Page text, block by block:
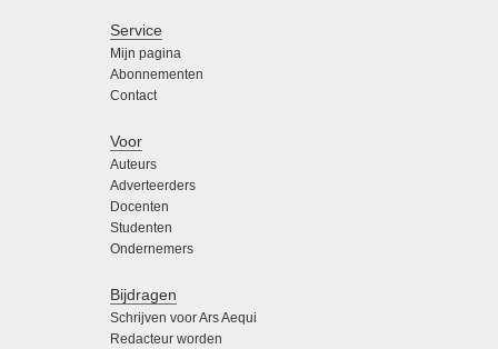
Service
Mijn pagina
Abonnementen
Contact
Voor
Auteurs
Adverteerders
Docenten
Studenten
Ondernemers
Bijdragen
Schrijven voor Ars Aequi
Redacteur worden